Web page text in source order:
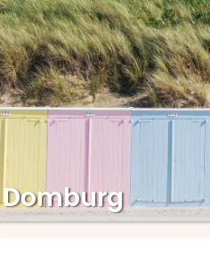
Domburg